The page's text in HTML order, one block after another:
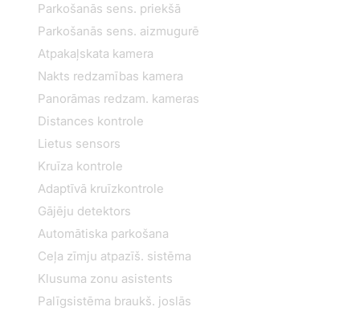
Parkošanās sens. priekšā
Parkošanās sens. aizmugurē
Atpakaļskata kamera
Nakts redzamības kamera
Panorāmas redzam. kameras
Distances kontrole
Lietus sensors
Kruīza kontrole
Adaptīvā kruīzkontrole
Gājēju detektors
Automātiska parkošana
Ceļa zīmju atpazīš. sistēma
Klusuma zonu asistents
Palīgsistēma braukš. joslās